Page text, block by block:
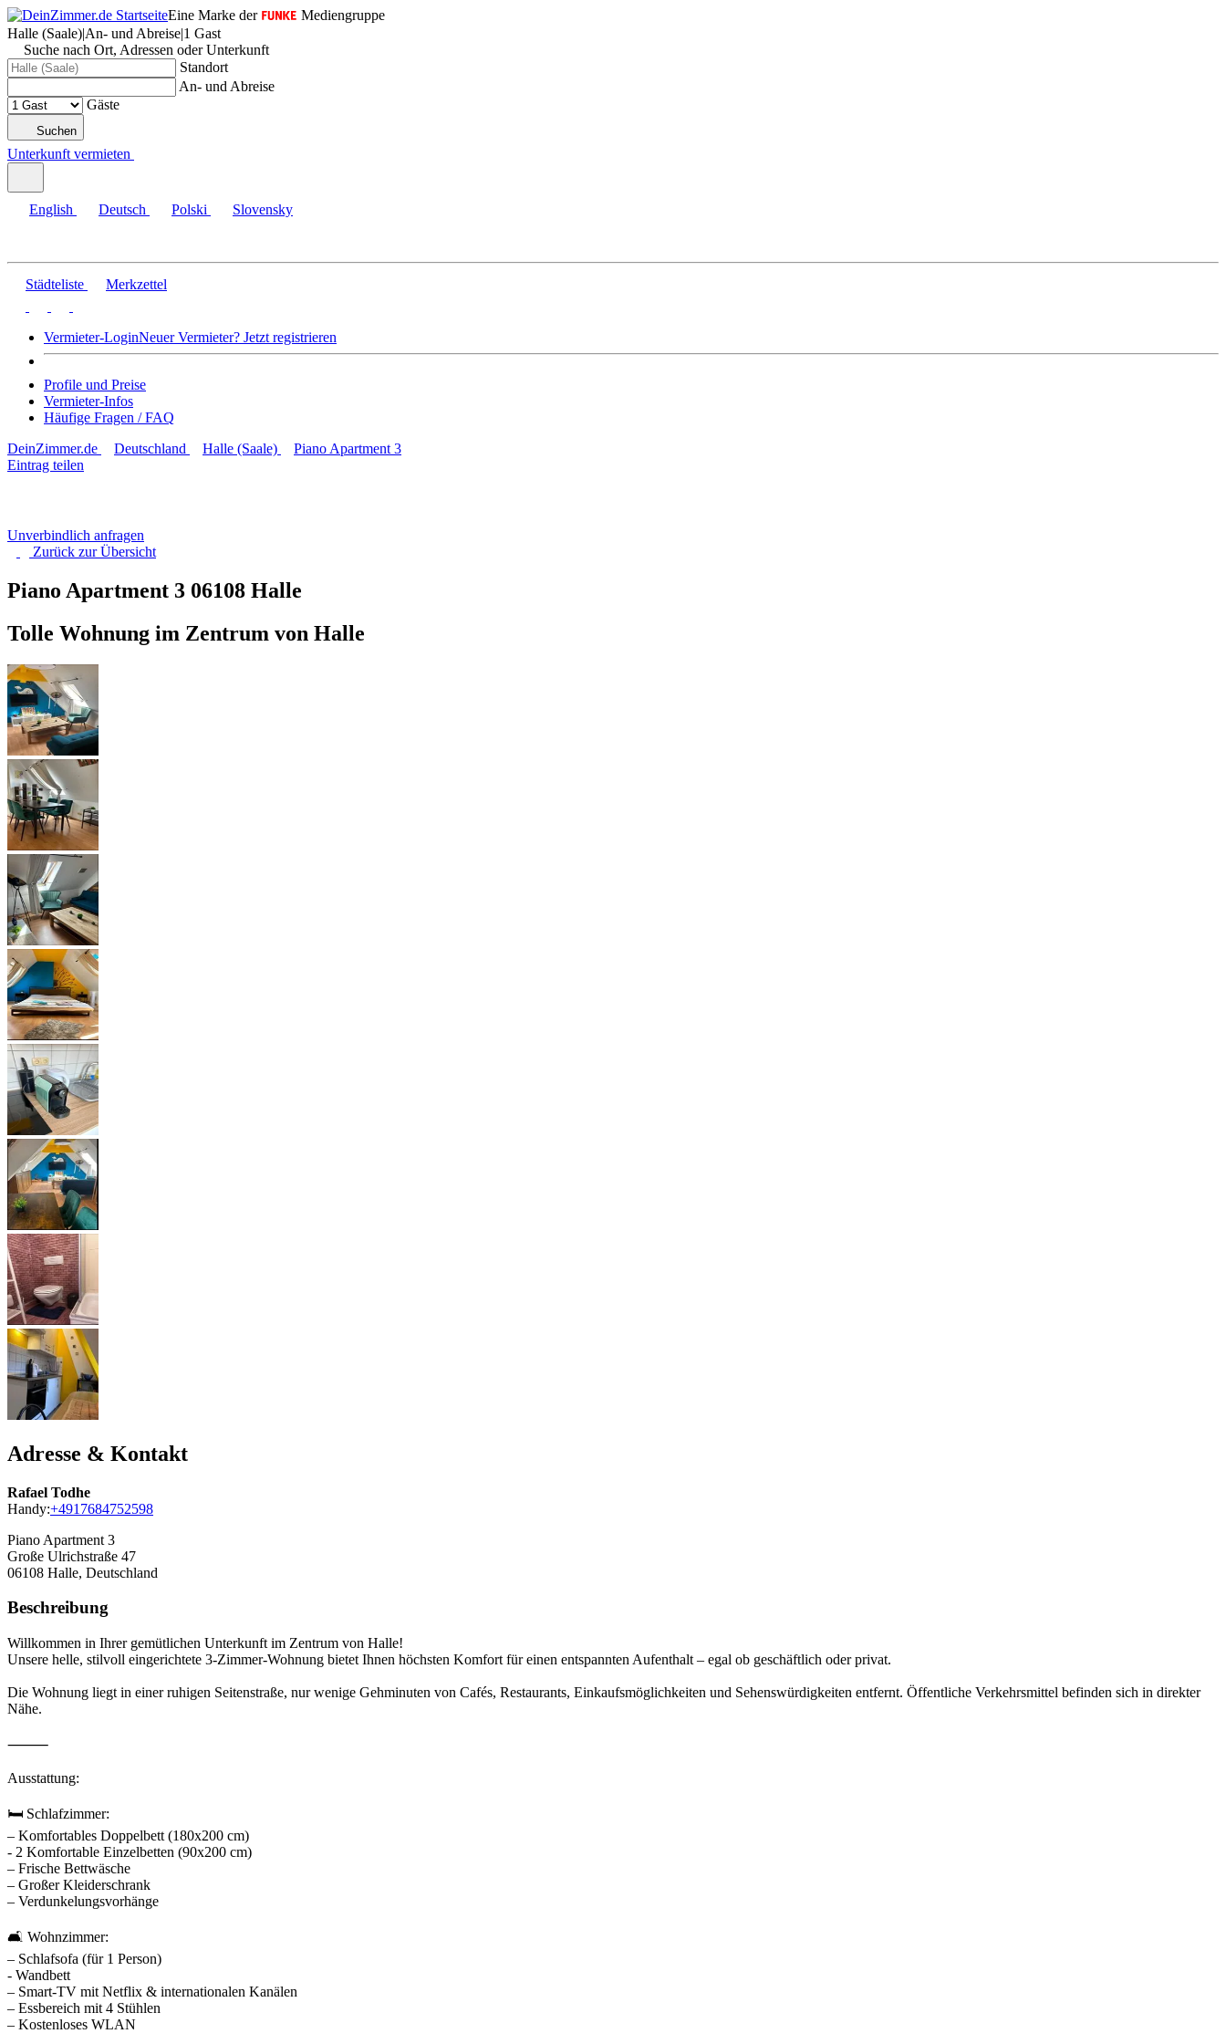
Eine Marke der
Mediengruppe
Halle (Saale)|An- und Abreise|1 Gast
Suche nach Ort, Adressen oder Unterkunft
Standort
An- und Abreise
Gäste
Suchen
Unterkunft vermieten
English Deutsch Polski Slovensky
Städteliste Merkzettel
Vermieter-LoginNeuer Vermieter? Jetzt registrieren
Profile und Preise
Vermieter-Infos
Häufige Fragen / FAQ
DeinZimmer.de
Deutschland Halle (Saale)
Piano Apartment 3
Eintrag teilen
Unverbindlich anfragen
Zurück zurÜbersicht
Piano Apartment 3 06108 Halle
Tolle Wohnung im Zentrum von Halle
Adresse & Kontakt
Rafael Todhe
Handy:+4917684752598
Piano Apartment 3
Große Ulrichstraße 47
06108 Halle, Deutschland
Beschreibung
Willkommen in Ihrer gemütlichen Unterkunft im Zentrum von Halle!
Unsere helle, stilvoll eingerichtete 3-Zimmer-Wohnung bietet Ihnen höchsten Komfort für einen entspannten Aufenthalt – egal ob geschäftlich oder privat.
Die Wohnung liegt in einer ruhigen Seitenstraße, nur wenige Gehminuten von Cafés, Restaurants, Einkaufsmöglichkeiten und Sehenswürdigkeiten entfernt. Öffentliche Verkehrsmittel befinden sich in direkter
Nähe.
⸻
Ausstattung:
🛏️ Schlafzimmer:
– Komfortables Doppelbett (180x200 cm)
- 2 Komfortable Einzelbetten (90x200 cm)
– Frische Bettwäsche
– Großer Kleiderschrank
– Verdunkelungsvorhänge
🛋️ Wohnzimmer:
– Schlafsofa (für 1 Person)
- Wandbett
– Smart-TV mit Netflix & internationalen Kanälen
– Essbereich mit 4 Stühlen
– Kostenloses WLAN